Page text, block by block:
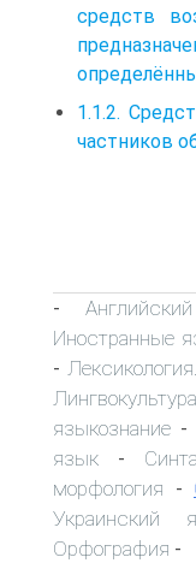
средств
1.1.2.
частников
-
Иностранные
-
Лингвокультура
языкознание -
язык -
морфология -
Украинский
Орфография -